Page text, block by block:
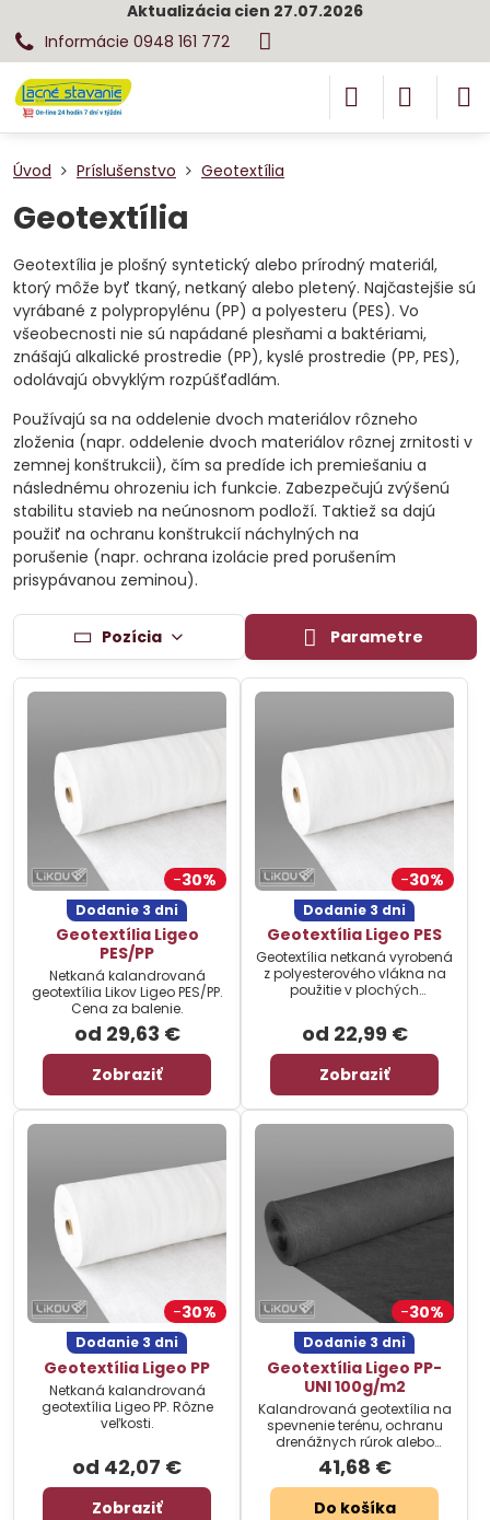
Aktualizácia cien 27.07.2026
Informácie 0948 161 772
Úvod Príslušenstvo Geotextília
Geotextília
Geotextília je plošný syntetický alebo prírodný materiál,
ktorý môže byť tkaný, netkaný alebo pletený. Najčastejšie sú
vyrábané z polypropylénu (PP) a polyesteru (PES). Vo
všeobecnosti nie sú napádané plesňami a baktériami,
znášajú alkalické prostredie (PP), kyslé prostredie (PP, PES),
odolávajú obvyklým rozpúšťadlám.
Používajú sa na oddelenie dvoch materiálov rôzneho
zloženia (napr. oddelenie dvoch materiálov rôznej zrnitosti v
zemnej konštrukcii), čím sa predíde ich premiešaniu a
následnému ohrozeniu ich funkcie. Zabezpečujú zvýšenú
stabilitu stavieb na neúnosnom podloží. Taktiež sa dajú
použiť na ochranu konštrukcií náchylných na
porušenie (napr. ochrana izolácie pred porušením
prisypávanou zeminou).
Pozícia Parametre
30%
Dodanie 3 dni
Geotextília Ligeo
PES/PP
Netkaná kalandrovaná
geotextília Likov Ligeo PES/PP.
Cena za balenie.
od 29,63 €
Zobraziť
30%
Dodanie 3 dni
Geotextília Ligeo PES
Geotextília netkaná vyrobená
z polyesterového vlákna na
použitie v plochých
stavieb, pri budovaní
násypov, svahov, tunelov a
drenážnych systémov. Rôzne
veľkosti.
od 22,99 €
Zobraziť
30%
Dodanie 3 dni
Geotextília Ligeo PP
Netkaná kalandrovaná
geotextília Ligeo PP. Rôzne
veľkosti.
od 42,07 €
Zobraziť
30%
Dodanie 3 dni
Geotextília Ligeo PP-
UNI 100g/m2
Kalandrovaná geotextília na
spevnenie terénu, ochranu
drenážnych rúrok alebo
spevnenie podložia na
pokládku vonkajších dlažieb.
Cena za balenie.
41,68 €
Do košíka